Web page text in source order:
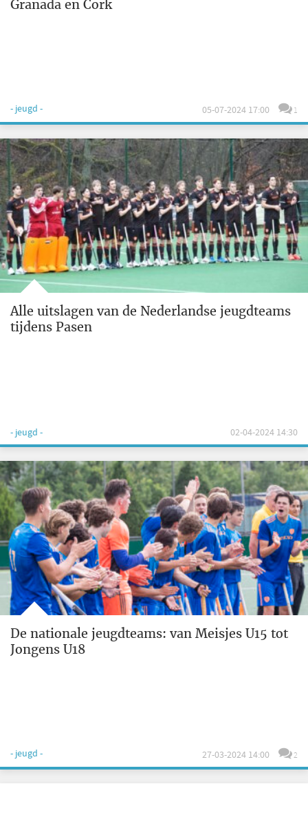
Granada en Cork
- jeugd - 05-07-2024 17:00 1
Alle uitslagen van de Nederlandse jeugdteams
tijdens Pasen
- jeugd - 02-04-2024 14:30
De nationale jeugdteams: van Meisjes U15 tot
Jongens U18
- jeugd - 27-03-2024 14:00 2